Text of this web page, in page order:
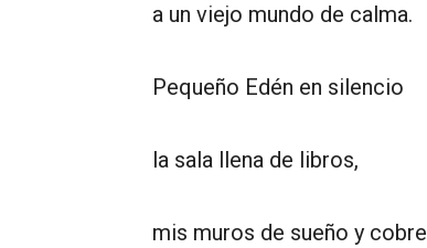
a un viejo mundo de calma.
Pequeño Edén en silencio
la sala llena de libros,
mis muros de sueño y cobre